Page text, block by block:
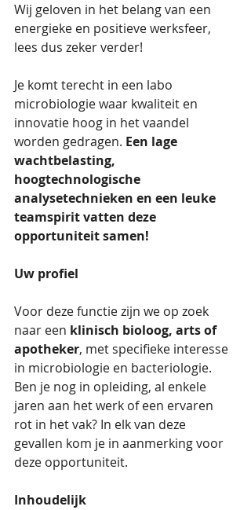
Wij geloven in het belang van een
energieke en positieve werksfeer,
lees dus zeker verder!
Je komt terecht in een labo
microbiologie waar kwaliteit en
innovatie hoog in het vaandel
worden gedragen. Een lage
wachtbelasting,
hoogtechnologische
analysetechnieken en een leuke
teamspirit vatten deze
opportuniteit samen!
Uw profiel
Voor deze functie zijn we op zoek
naar een klinisch bioloog, arts of
apotheker, met specifieke interesse
in microbiologie en bacteriologie.
Ben je nog in opleiding, al enkele
jaren aan het werk of een ervaren
rot in het vak? In elk van deze
gevallen kom je in aanmerking voor
deze opportuniteit.
Inhoudelijk